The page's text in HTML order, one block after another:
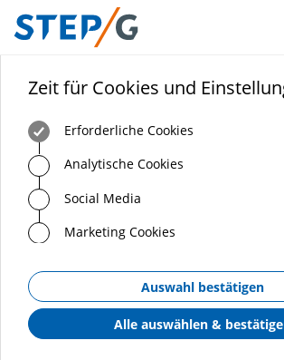
Zeit für Cookies und
Erforderliche Cookies
Analytische Cookies
Social Media
Marketing Cookies
Auswahl bestätigen
Alle auswählen &